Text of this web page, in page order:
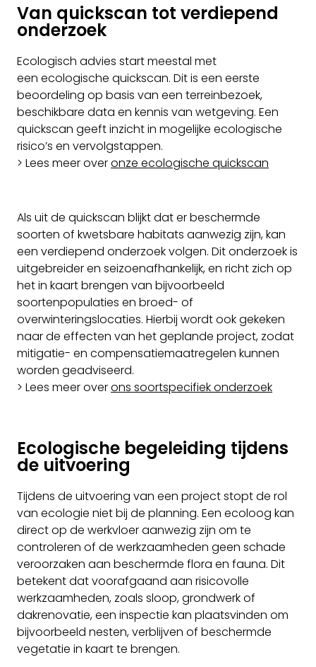
Van quickscan tot verdiepend
onderzoek
Ecologisch advies start meestal met
een ecologische quickscan. Dit is een eerste
beoordeling op basis van een terreinbezoek,
beschikbare data en kennis van wetgeving. Een
quickscan geeft inzicht in mogelijke ecologische
risico’s en vervolgstappen.
> Lees meer overonze ecologische quickscan
Als uit de quickscan blijkt dat er beschermde
soorten of kwetsbare habitats aanwezig zijn, kan
een verdiepend onderzoek volgen. Dit onderzoek is
uitgebreider en seizoenafhankelijk, en richt zich op
het in kaart brengen van bijvoorbeeld
soortenpopulaties en broed- of
overwinteringslocaties. Hierbij wordt ook gekeken
naar de effecten van het geplande project, zodat
mitigatie- en compensatiemaatregelen kunnen
worden geadviseerd.
> Lees meer overons soortspecifiek onderzoek
Ecologische begeleiding tijdens
de uitvoering
Tijdens de uitvoering van een project stopt de rol
van ecologie niet bij de planning. Een ecoloog kan
direct op de werkvloer aanwezig zijn om te
controleren of de werkzaamheden geen schade
veroorzaken aan beschermde flora en fauna. Dit
betekent dat voorafgaand aan risicovolle
werkzaamheden, zoals sloop, grondwerk of
dakrenovatie, een inspectie kan plaatsvinden om
bijvoorbeeld nesten, verblijven of beschermde
vegetatie in kaart te brengen.